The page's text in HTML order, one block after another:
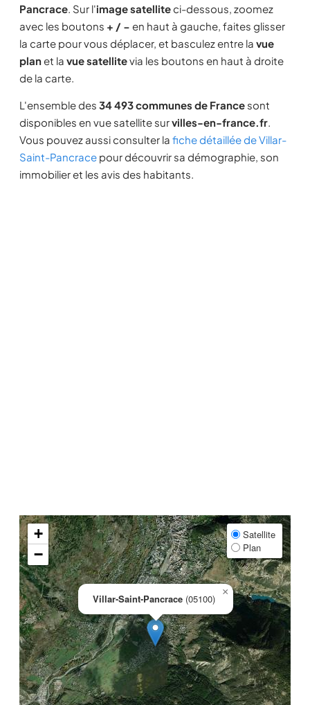
Pancrace. Sur l'image satelliteci-dessous, zoomez
avec les boutons + / − en haut à gauche, faites glisser
la carte pour vous déplacer, et basculez entre la vue
planet la vue satellitevia les boutons en haut à droite
de la carte.
L'ensemble des 34 493 communes de France sont
disponibles en vue satellite survilles-en-france.fr.
Vous pouvez aussi consulter la fiche détaillée de Villar-
Saint-Pancrace pour découvrir sa démographie, son
immobilier et les avis des habitants.
Villar-Saint-Pancrace (05100)
×
+
−
Satellite
Plan